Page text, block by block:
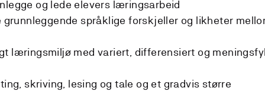
og lede elevers læringsarbeid
språklige forskjeller og likheter
læringsmiljø med variert, differensiert og
skriving, lesing og tale og et gradvis større